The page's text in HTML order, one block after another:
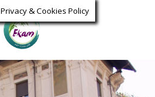
Privacy & Cookies Policy